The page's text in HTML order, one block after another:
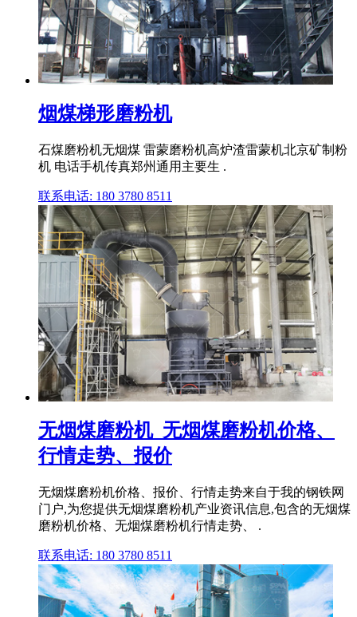
烟煤梯形磨粉机
石煤磨粉机无烟煤 雷蒙磨粉机高炉渣雷蒙机北京矿制粉
机 电话手机传真郑州通用主要生 .
联系电话: 180 3780 8511
无烟煤磨粉机_无烟煤磨粉机价格、
行情走势、报价
无烟煤磨粉机价格、报价、行情走势来自于我的钢铁网
门户,为您提供无烟煤磨粉机产业资讯信息,包含的无烟煤
磨粉机价格、无烟煤磨粉机行情走势、 .
联系电话: 180 3780 8511